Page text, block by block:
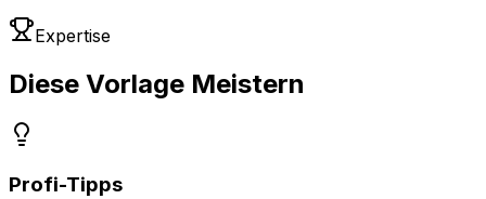
Expertise
Diese Vorlage Meistern
Profi-Tipps